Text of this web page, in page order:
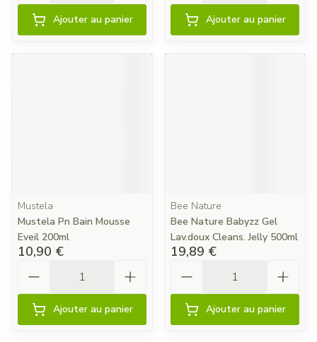
Ajouter au panier Ajouter au panier
Mustela
Mustela Pn Bain Mousse
Eveil 200ml
10,90 €
Ajouter au panier
Bee Nature
Bee Nature Babyzz Gel
Lav.doux Cleans. Jelly 500ml
19,89 €
Ajouter au panier